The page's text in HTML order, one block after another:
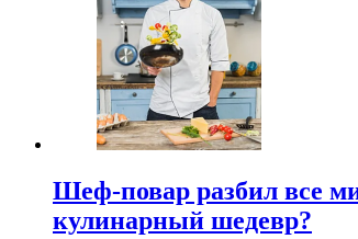
Шеф-повар разбил все
кулинарный шедевр?